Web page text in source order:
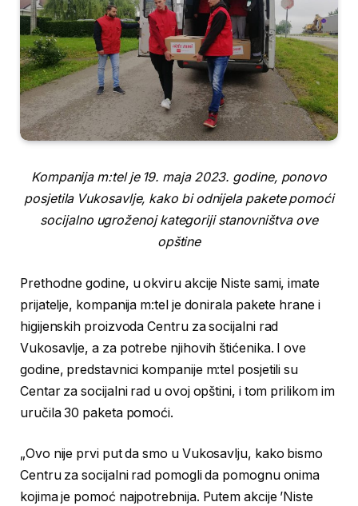
Kompanija m:tel je 19. maja 2023. godine, ponovo
posjetila Vukosavlje, kako bi odnijela pakete pomoći
socijalno ugroženoj kategoriji stanovništva ove
opštine
Prethodne godine, u okviru akcije Niste sami, imate
prijatelje, kompanija m:tel je donirala pakete hrane i
higijenskih proizvoda Centru za socijalni rad
Vukosavlje, a za potrebe njihovih štićenika. I ove
godine, predstavnici kompanije m:tel posjetili su
Centar za socijalni rad u ovoj opštini, i tom prilikom im
uručila 30 paketa pomoći.
„Ovo nije prvi put da smo u Vukosavlju, kako bismo
Centru za socijalni rad pomogli da pomognu onima
kojima je pomoć najpotrebnija. Putem akcije ’Niste